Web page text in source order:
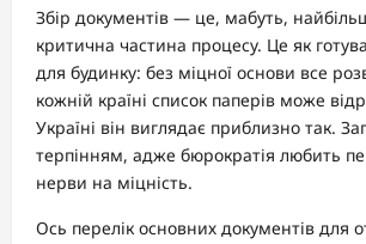
Збір документів — це, мабуть,
критична частина процесу. Це як
для будинку: без міцної основи все
кожній країні список паперів може
Україні він виглядає приблизно так.
терпінням, адже бюрократія любить
нерви на міцність.
Ось перелік основних документів для